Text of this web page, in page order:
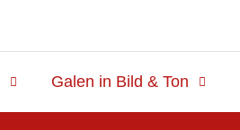
Galen in Bild & Ton